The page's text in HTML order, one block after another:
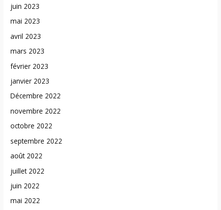
juin 2023
mai 2023
avril 2023
mars 2023
février 2023
janvier 2023
Décembre 2022
novembre 2022
octobre 2022
septembre 2022
août 2022
juillet 2022
juin 2022
mai 2022